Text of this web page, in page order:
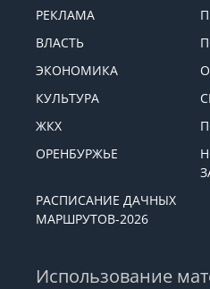
РЕКЛАМА
ВЛАСТЬ
ЭКОНОМИКА
КУЛЬТУРА
ЖКХ
ОРЕНБУРЖЬЕ
РАСПИСАНИЕ ДАЧНЫХ
МАРШРУТОВ-2026
Использование